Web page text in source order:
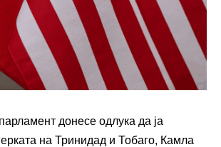
донесе одлука да ја
на Тринидад и Тобаго, Камла